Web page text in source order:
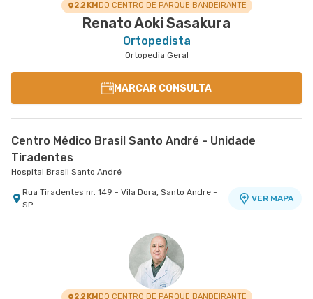
2.2 KMDO CENTRO DE PARQUE BANDEIRANTE
Renato Aoki Sasakura
Ortopedista
Ortopedia Geral
MARCAR CONSULTA
Centro Médico Brasil Santo André - Unidade
Tiradentes
Hospital Brasil Santo André
Rua Tiradentes nr. 149 - Vila Dora, Santo Andre -
SP
VER MAPA
2.2 KMDO CENTRO DE PARQUE BANDEIRANTE